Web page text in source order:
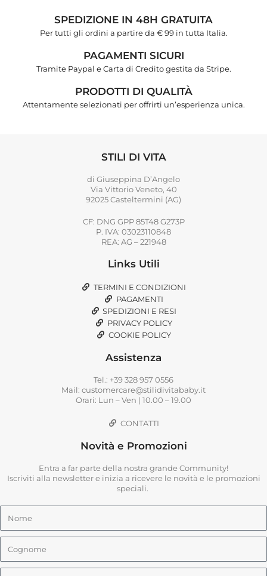
SPEDIZIONE IN 48H GRATUITA
Per tutti gli ordini a partire da € 99 in tutta Italia.
PAGAMENTI SICURI
Tramite Paypal e Carta di Credito gestita da Stripe.
PRODOTTI DI QUALITÀ
Attentamente selezionati per offrirti un’esperienza unica.
STILI DI VITA
di Giuseppina D’Angelo
Via Vittorio Veneto, 40
92025 Casteltermini (AG)
CF: DNG GPP 85T48 G273P
P. IVA: 03023110848
REA: AG – 221948
Links Utili
TERMINI E CONDIZIONI
PAGAMENTI
SPEDIZIONI E RESI
PRIVACY POLICY
COOKIE POLICY
Assistenza
Tel.: +39 328 957 0556
Mail: customercare@stilidivitababy.it
Orari: Lun – Ven | 10.00 – 19.00
CONTATTI
Novità e Promozioni
Entra a far parte della nostra grande Community!
Iscriviti alla newsletter e inizia a ricevere le novità e le promozioni
speciali.